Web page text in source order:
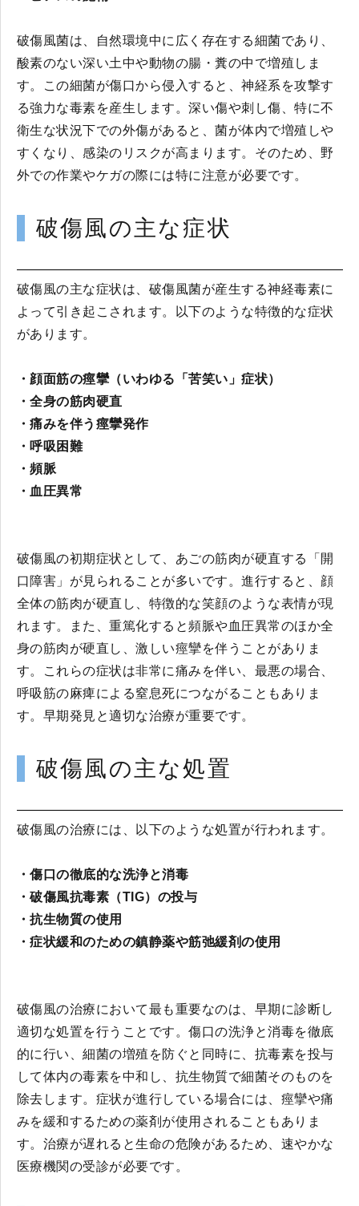
破傷風菌は、自然環境中に広く存在する細菌であり、
酸素のない深い土中や動物の腸・糞の中で増殖しま
す。この細菌が傷口から侵入すると、神経系を攻撃す
る強力な毒素を産生します。深い傷や刺し傷、特に不
衛生な状況下での外傷があると、菌が体内で増殖しや
すくなり、感染のリスクが高まります。そのため、野
外での作業やケガの際には特に注意が必要です。
破傷風の主な症状
破傷風の主な症状は、破傷風菌が産生する神経毒素に
よって引き起こされます。以下のような特徴的な症状
があります。
・顔面筋の痙攣（いわゆる「苦笑い」症状）
・全身の筋肉硬直
・痛みを伴う痙攣発作
・呼吸困難
・頻脈
・血圧異常
破傷風の初期症状として、あごの筋肉が硬直する「開
口障害」が見られることが多いです。進行すると、顔
全体の筋肉が硬直し、特徴的な笑顔のような表情が現
れます。また、重篤化すると頻脈や血圧異常のほか全
身の筋肉が硬直し、激しい痙攣を伴うことがありま
す。これらの症状は非常に痛みを伴い、最悪の場合、
呼吸筋の麻痺による窒息死につながることもありま
す。早期発見と適切な治療が重要です。
破傷風の主な処置
破傷風の治療には、以下のような処置が行われます。
・傷口の徹底的な洗浄と消毒
・破傷風抗毒素（TIG）の投与
・抗生物質の使用
・症状緩和のための鎮静薬や筋弛緩剤の使用
破傷風の治療において最も重要なのは、早期に診断し
適切な処置を行うことです。傷口の洗浄と消毒を徹底
的に行い、細菌の増殖を防ぐと同時に、抗毒素を投与
して体内の毒素を中和し、抗生物質で細菌そのものを
除去します。症状が進行している場合には、痙攣や痛
みを緩和するための薬剤が使用されることもありま
す。治療が遅れると生命の危険があるため、速やかな
医療機関の受診が必要です。